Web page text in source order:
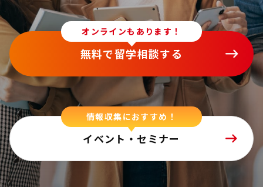
オンラインもあります！
無料で留学相談する
情報収集におすすめ！
イベント・セミナー